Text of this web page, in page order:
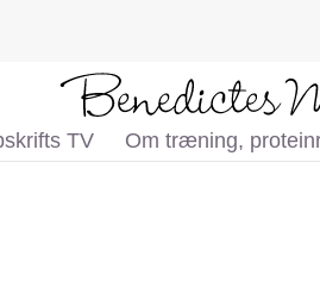
TV Om træning,